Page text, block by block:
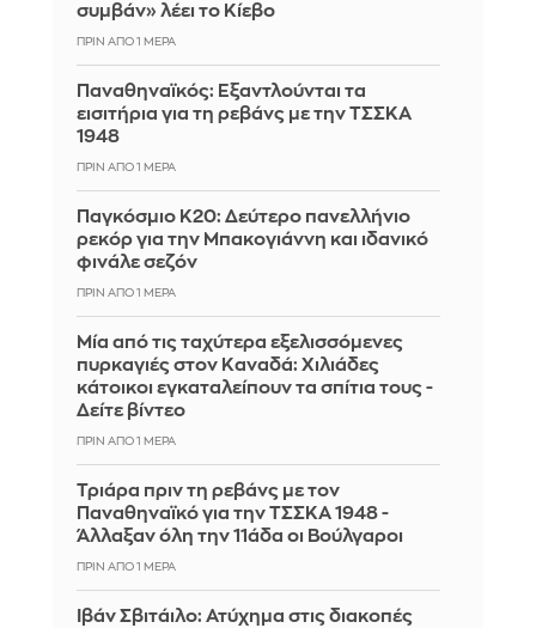
συμβάν» λέει το Κίεβο
ΠΡΙΝ ΑΠΌ 1 ΜΈΡΑ
Παναθηναϊκός: Εξαντλούνται τα
εισιτήρια για τη ρεβάνς με την ΤΣΣΚΑ
1948
ΠΡΙΝ ΑΠΌ 1 ΜΈΡΑ
Παγκόσμιο Κ20: Δεύτερο πανελλήνιο
ρεκόρ για την Μπακογιάννη και ιδανικό
φινάλε σεζόν
ΠΡΙΝ ΑΠΌ 1 ΜΈΡΑ
Μία από τις ταχύτερα εξελισσόμενες
πυρκαγιές στον Καναδά: Χιλιάδες
κάτοικοι εγκαταλείπουν τα σπίτια τους -
Δείτε βίντεο
ΠΡΙΝ ΑΠΌ 1 ΜΈΡΑ
Τριάρα πριν τη ρεβάνς με τον
Παναθηναϊκό για την ΤΣΣΚΑ 1948 -
Άλλαξαν όλη την 11άδα οι Βούλγαροι
ΠΡΙΝ ΑΠΌ 1 ΜΈΡΑ
Ιβάν Σβιτάιλο: Ατύχημα στις διακοπές